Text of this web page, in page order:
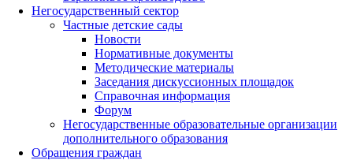
Негосударственный сектор
Частные детские сады
Новости
Нормативные документы
Методические материалы
Заседания дискуссионных площадок
Справочная информация
Форум
Негосударственные образовательные организации
дополнительного образования
Обращения граждан